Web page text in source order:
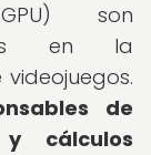
son
en la
de
cálculos